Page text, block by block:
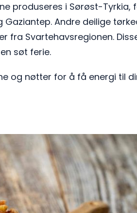
produseres i Sørøst-Tyrkia,
Andre deilige
fra Svartehavsregionen.
søt ferie.
og nøtter for å få energi til